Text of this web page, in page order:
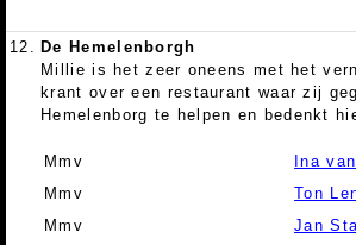
12. De Hemelenborgh
Millie is het zeer oneens met het
krant over een restaurant waar zij
Hemelenborg te helpen en bedenkt
Mmv
Ina
Mmv
Ton
Mmv
Jan